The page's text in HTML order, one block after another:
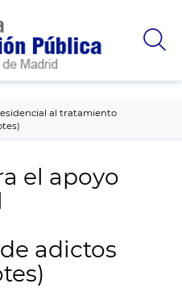
al tratamiento
el apoyo
adictos